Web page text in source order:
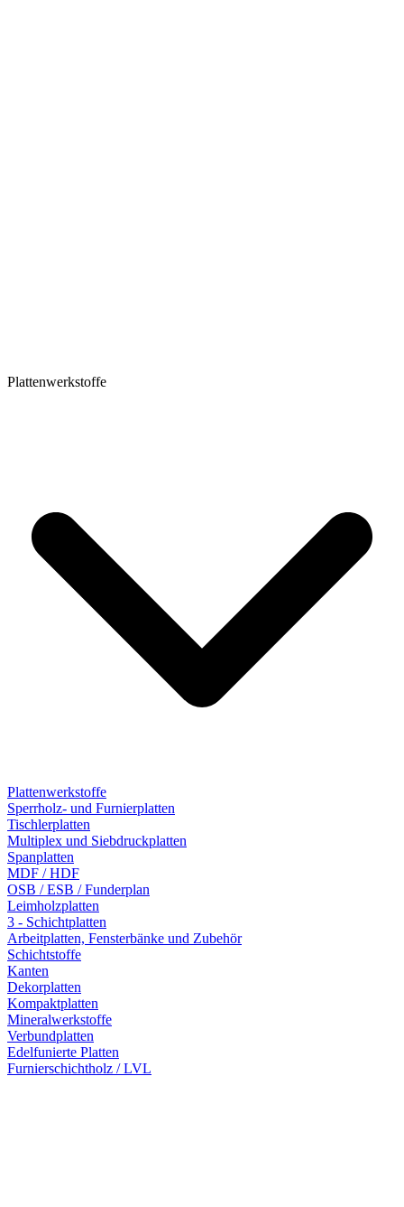
Plattenwerkstoffe
Plattenwerkstoffe
Sperrholz- und Furnierplatten
Tischlerplatten
Multiplex und Siebdruckplatten
Spanplatten
MDF / HDF
OSB / ESB / Funderplan
Leimholzplatten
3 - Schichtplatten
Arbeitplatten, Fensterbänke und Zubehör
Schichtstoffe
Kanten
Dekorplatten
Kompaktplatten
Mineralwerkstoffe
Verbundplatten
Edelfunierte Platten
Furnierschichtholz / LVL